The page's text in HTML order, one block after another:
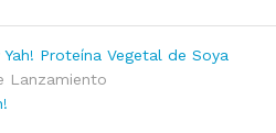
Yah! Proteína Vegetal de Soya
Lanzamiento